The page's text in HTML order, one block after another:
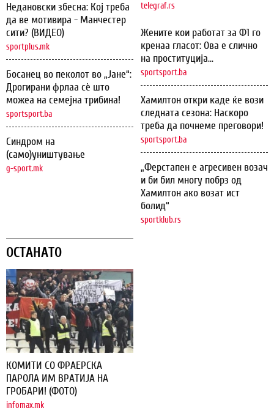
Недановски збесна: Кој треба
да ве мотивира - Манчестер
сити? (ВИДЕО)
sportplus.mk
Босанец во пеколот во „Јане“:
Дрогирани фрлаа сѐ што
можеа на семејна трибина!
sportsport.ba
Синдром на
(само)уништување
g-sport.mk
telegraf.rs
Жените кои работат за Ф1 го
кренаа гласот: Ова е слично
на проституција...
sportsport.ba
Хамилтон откри каде ќе вози
следната сезона: Наскоро
треба да почнеме преговори!
sportsport.ba
„Ферстапен е агресивен возач
и би бил многу побрз од
Хамилтон ако возат ист
болид“
sportklub.rs
ОСТАНАТО
КОМИТИ СО ФРАЕРСКА
ПАРОЛА ИМ ВРАТИЈА НА
ГРОБАРИ! (ФОТО)
infomax.mk